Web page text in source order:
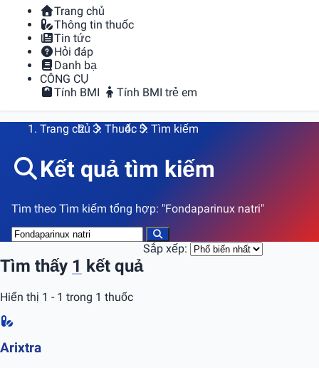
Trang chủ
Thông tin thuốc
Tin tức
Hỏi đáp
Danh bạ
CÔNG CỤ
Tính BMI
Tính BMI trẻ em
Trang chủ Thuốc Tìm kiếm
Kết quả tìm kiếm
Tìm theo Tìm kiếm tổng hợp: "Fondaparinux natri"
Tìm thấy 1 kết quả
Hiển thị 1 - 1 trong 1 thuốc
Sắp xếp:
Arixtra